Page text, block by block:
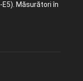
Măsurători în